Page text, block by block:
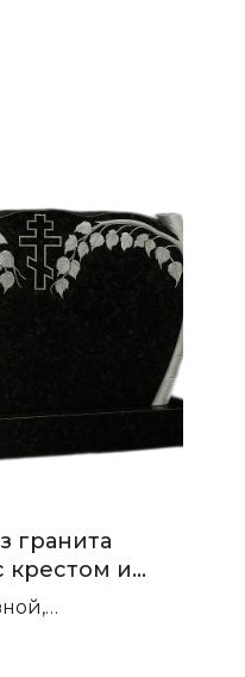
гранита
крестом и